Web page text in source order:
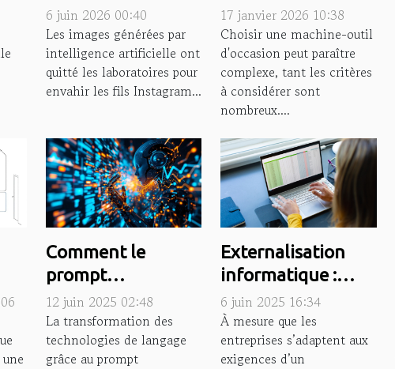
artificielle
redéfinit la
créativité visuelle
6 juin 2026 00:40
Les images générées par
intelligence artificielle ont
quitté les laboratoires pour
envahir les fils Instagram...
d'occasion adaptée
à vos besoins ?
17 janvier 2026 10:38
Choisir une machine-outil
d'occasion peut paraître
complexe, tant les critères
à considérer sont
nombreux....
Comment le
prompt
engineering
transforme
l'efficacité des
12 juin 2025 02:48
La transformation des
technologies de langage
grâce au prompt
Externalisation
informatique :
quand la saisie
devient un levier
de performance
6 juin 2025 16:34
À mesure que les
entreprises s’adaptent aux
exigences d’un